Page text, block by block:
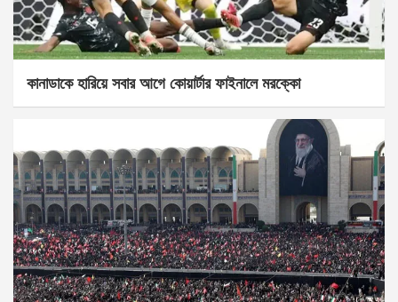
কানাডাকে হারিয়ে সবার আগে কোয়ার্টার ফাইনালে মরক্কো